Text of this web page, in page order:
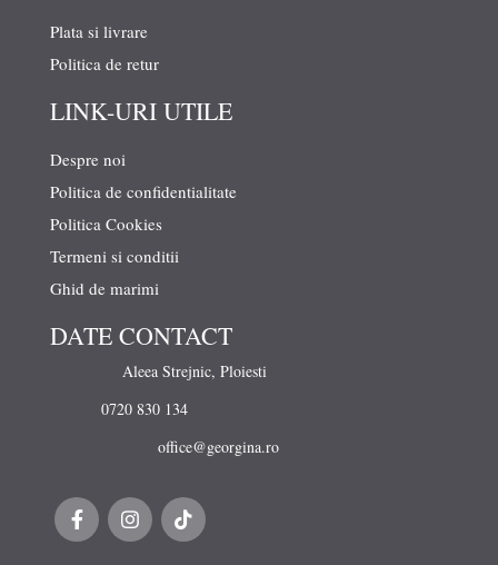
Plata si livrare
Politica de retur
LINK-URI UTILE
Despre noi
Politica de confidentialitate
Politica Cookies
Termeni si conditii
Ghid de marimi
DATE CONTACT
Aleea Strejnic, Ploiesti
0720 830 134
office@georgina.ro